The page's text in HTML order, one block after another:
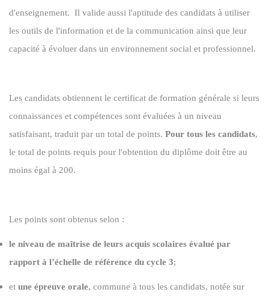
d'enseignement. Il valide aussi l'aptitude des candidats à utiliser
les outils de l'information et de la communication ainsi que leur
capacité à évoluer dans un environnement social et professionnel.
Les candidats obtiennent le certificat de formation générale si leurs
connaissances et compétences sont évaluées à un niveau
satisfaisant, traduit par un total de points. Pour tous les candidats,
le total de points requis pour l'obtention du diplôme doit être au
moins égal à 200.
Les points sont obtenus selon :
le niveau de maîtrise de leurs acquis scolaires évalué par
rapport à l’échelle de référence du cycle 3;
et une épreuve orale, commune à tous les candidats, notée sur